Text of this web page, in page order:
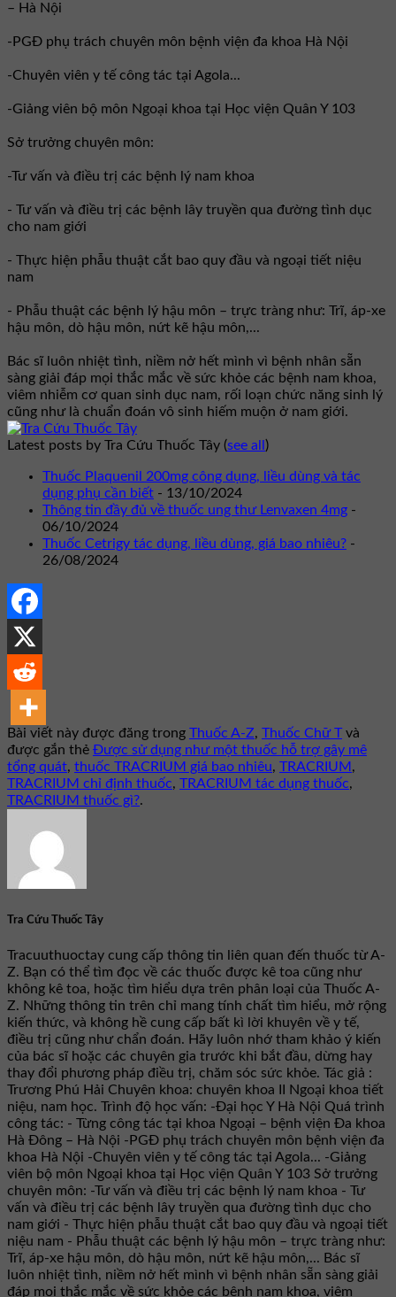
– Hà Nội
-PGĐ phụ trách chuyên môn bệnh viện đa khoa Hà Nội
-Chuyên viên y tế công tác tại Agola...
-Giảng viên bộ môn Ngoại khoa tại Học viện Quân Y 103
Sở trưởng chuyên môn:
-Tư vấn và điều trị các bệnh lý nam khoa
- Tư vấn và điều trị các bệnh lây truyền qua đường tình dục
cho nam giới
- Thực hiện phẫu thuật cắt bao quy đầu và ngoại tiết niệu
nam
- Phẫu thuật các bệnh lý hậu môn – trực tràng như: Trĩ, áp-xe
hậu môn, dò hậu môn, nứt kẽ hậu môn,...
Bác sĩ luôn nhiệt tình, niềm nở hết mình vì bệnh nhân sẵn
sàng giải đáp mọi thắc mắc về sức khỏe các bệnh nam khoa,
viêm nhiễm cơ quan sinh dục nam, rối loạn chức năng sinh lý
cũng như là chuẩn đoán vô sinh hiếm muộn ở nam giới.
Latest posts by Tra Cứu Thuốc Tây (see all )
Thuốc Plaquenil 200mg công dụng, liều dùng và tác
dụng phụ cần biết - 13/10/2024
Thông tin đầy đủ về thuốc ung thư Lenvaxen 4mg -
06/10/2024
Thuốc Cetrigy tác dụng, liều dùng, giá bao nhiêu? -
26/08/2024
Bài viết này được đăng trong Thuốc A-Z, Thuốc Chữ Tvà
được gắn thẻ Được sử dụng như một thuốc hỗ trợ gây mê
tổng quát, thuốc TRACRIUM giá bao nhiêu, TRACRIUM ,
TRACRIUM chỉ định thuốc, TRACRIUM tác dụng thuốc,
TRACRIUM thuốc gì?.
Tra Cứu Thuốc Tây
Tracuuthuoctay cung cấp thông tin liên quan đến thuốc từ A-
Z. Bạn có thể tìm đọc về các thuốc được kê toa cũng như
không kê toa, hoặc tìm hiểu dựa trên phân loại của Thuốc A-
Z. Những thông tin trên chỉ mang tính chất tìm hiểu, mở rộng
kiến thức, và không hề cung cấp bất kì lời khuyên về y tế,
điều trị cũng như chẩn đoán. Hãy luôn nhớ tham khảo ý kiến
của bác sĩ hoặc các chuyên gia trước khi bắt đầu, dừng hay
thay đổi phương pháp điều trị, chăm sóc sức khỏe. Tác giả :
Trương Phú Hải Chuyên khoa: chuyên khoa II Ngoại khoa tiết
niệu, nam học. Trình độ học vấn: -Đại học Y Hà Nội Quá trình
công tác: - Từng công tác tại khoa Ngoại – bệnh viện Đa khoa
Hà Đông – Hà Nội -PGĐ phụ trách chuyên môn bệnh viện đa
khoa Hà Nội -Chuyên viên y tế công tác tại Agola... -Giảng
viên bộ môn Ngoại khoa tại Học viện Quân Y 103 Sở trưởng
chuyên môn: -Tư vấn và điều trị các bệnh lý nam khoa - Tư
vấn và điều trị các bệnh lây truyền qua đường tình dục cho
nam giới - Thực hiện phẫu thuật cắt bao quy đầu và ngoại tiết
niệu nam - Phẫu thuật các bệnh lý hậu môn – trực tràng như:
Trĩ, áp-xe hậu môn, dò hậu môn, nứt kẽ hậu môn,... Bác sĩ
luôn nhiệt tình, niềm nở hết mình vì bệnh nhân sẵn sàng giải
đáp mọi thắc mắc về sức khỏe các bệnh nam khoa, viêm